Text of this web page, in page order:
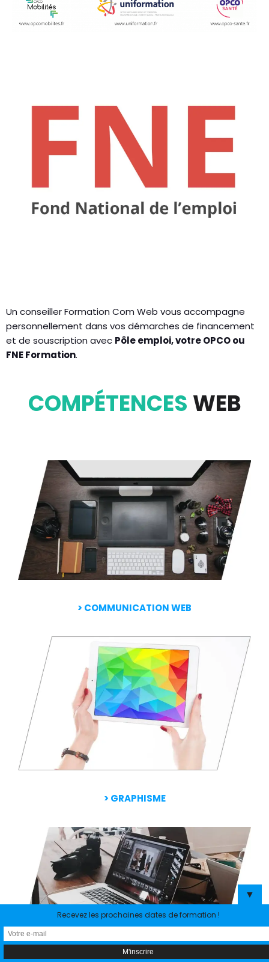
Un conseiller Formation Com Web vous accompagne
personnellement dans vos démarches de financement
et de souscription avec Pôle emploi, votre OPCO ou
FNE Formation.
COMPÉTENCES WEB
> COMMUNICATION WEB
> GRAPHISME
▼
Recevez les prochaines dates de formation !